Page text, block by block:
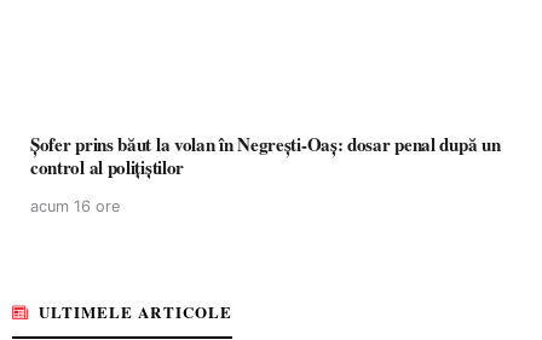
Șofer prins băut la volan în Negrești-Oaș: dosar penal după un
control al polițiștilor
acum 16 ore
ULTIMELE ARTICOLE